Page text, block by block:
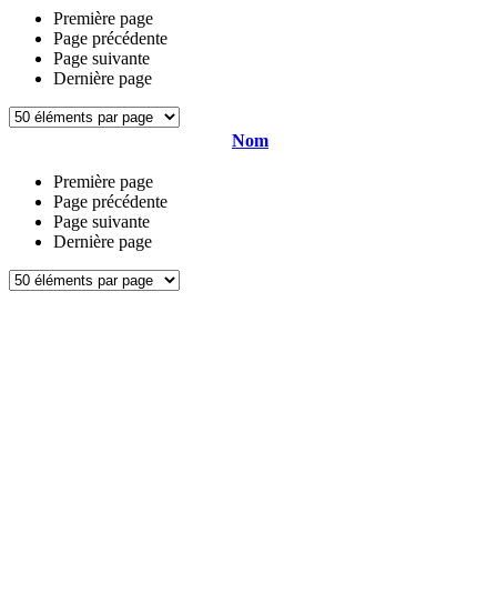
Première page
Page précédente
Page suivante
Dernière page
Nom
Première page
Page précédente
Page suivante
Dernière page